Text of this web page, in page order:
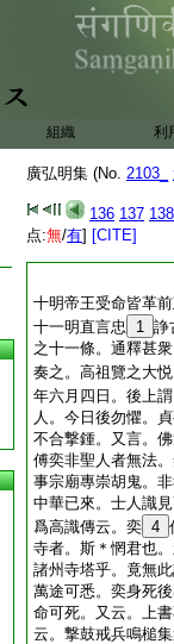
組織 利
廣弘明集 (No. 2103_
136 137 138
点:無/有] [CITE]
十明帝王受命皆革
十一明直言忠
1 諍
之十一條。通釋甚
奏之。高祖覽之大
年六月四日。後上
人。今日後勿懼。
不合撃鍾。又言。
傅奕非聖人者無法
事宗廟專崇胡鬼。
中華已來。士人識
爲高識傳云。奕 4
寺者。斯＊惘君也
諸州寺塔乎。竟無
萬途可悉。奕身死
命可死。又云。上
云。撃鼓戒兵鳴槌